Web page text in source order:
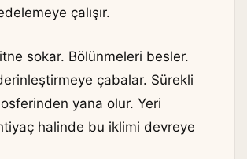
çalışır.
sokar. Bölünmeleri besler.
derinleştirmeye çabalar. Sürekli
yana olur. Yeri
halinde bu iklimi devreye